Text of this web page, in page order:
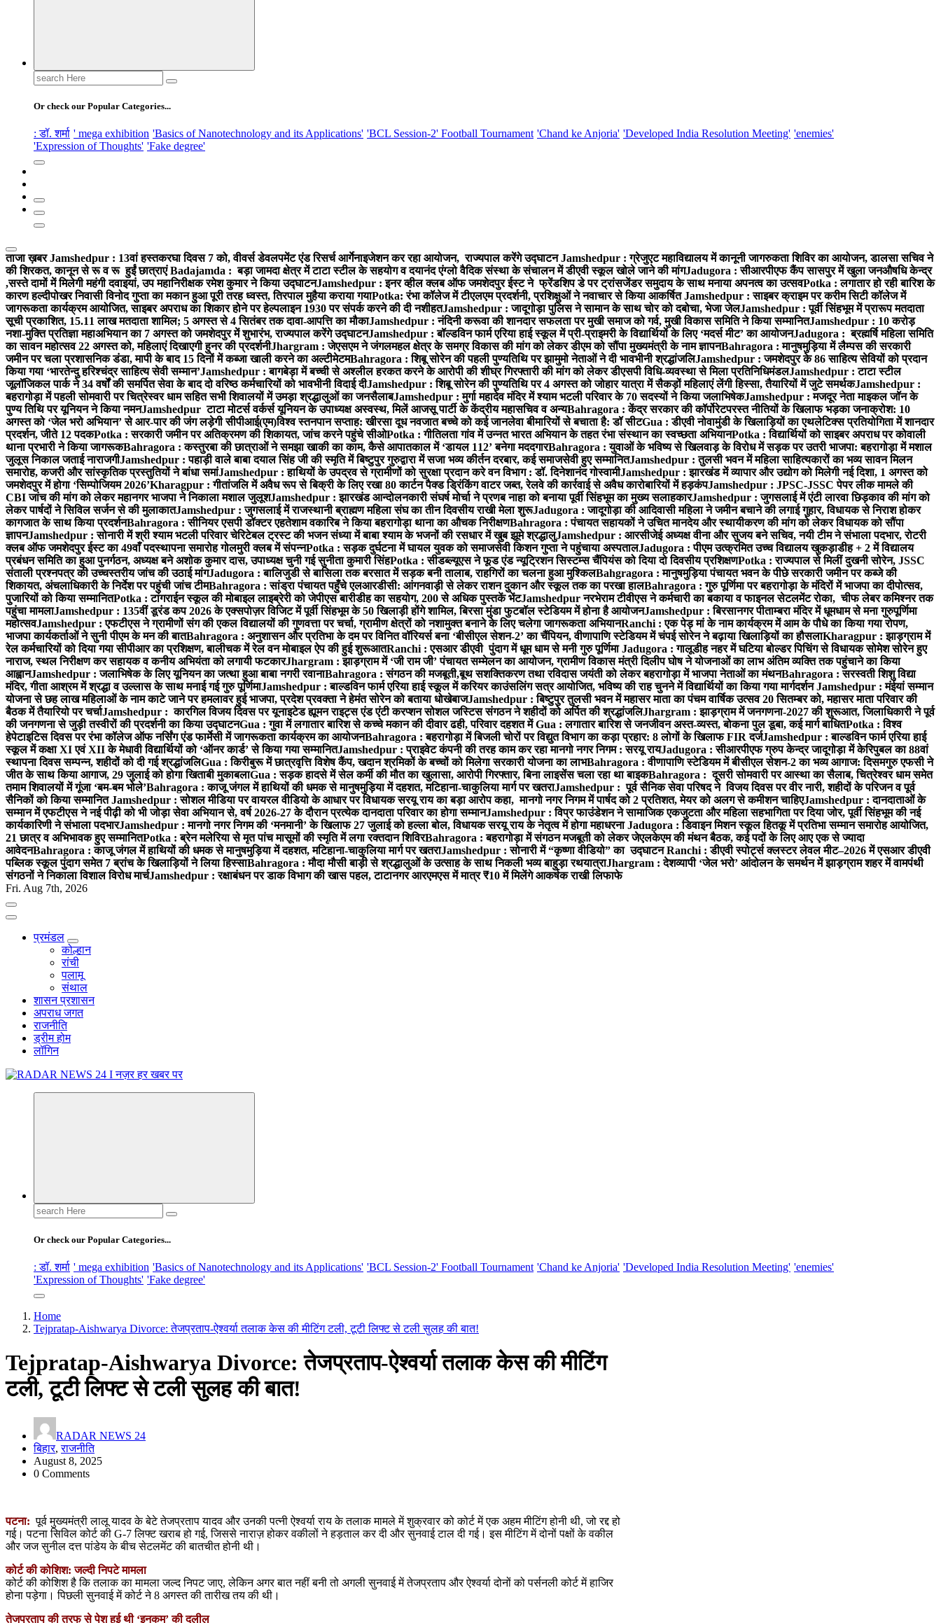
Search
for:
Or check our Popular Categories...
: डॉ. शर्मा ' mega exhibition 'Basics of Nanotechnology and its Applications' 'BCL Session-2' Football Tournament 'Chand ke Anjoria' 'Developed India Resolution Meeting' 'enemies'
'Expression of Thoughts' 'Fake degree'
ताजा ख़बरJamshedpur : 13वां हस्तकरघा दिवस 7 को, वीवर्स डेवलपमेंट एंड रिसर्च आर्गेनाइजेशन कर रहा आयोजन, राज्यपाल करेंगे उद्घाटनJamshedpur : ग्रेजुएट महाविद्यालय में कानूनी जागरुकता शिविर का आयोजन, डालसा सचिव ने
की शिरकत, कानून से रू व रू हुईं छात्राएंBadajamda : बड़ा जामदा क्षेत्र में टाटा स्टील के सहयोग व दयानंद एंग्लो वैदिक संस्था के संचालन में डीएवी स्कूल खोले जाने की मांगJadugora : सीआरपीएफ कैंप सासपुर में खुला जनऔषधि केन्द्र
,सस्ते दामों में मिलेगी महंगी दवाइयां, उप महानिरीक्षक रमेश कुमार ने किया उद्घाटनJamshedpur : इनर व्हील क्लब ऑफ जमशेदपुर ईस्ट ने फ्रेंडशिप डे पर ट्रांसजेंडर समुदाय के साथ मनाया अपनत्व का उत्सवPotka : लगातार हो रही बारिश के
कारण हल्दीपोखर निवासी विनोद गुप्ता का मकान हुआ पूरी तरह ध्वस्त, तिरपाल मुहैया कराया गयाPotka: रंभा कॉलेज में टीएलएम प्रदर्शनी, प्रशिक्षुओं ने नवाचार से किया आकर्षितJamshedpur : साइबर क्राइम पर करीम सिटी कॉलेज में
जागरूकता कार्यक्रम आयोजित, साइबर अपराध का शिकार होने पर हेल्पलाइन 1930 पर संपर्क करने की दी नशीहतJamshedpur : जादूगोड़ा पुलिस ने सामान के साथ चोर को दबोचा, भेजा जेलJamshedpur : पूर्वी सिंहभूम में प्रारूप मतदाता
सूची प्रकाशित, 15.11 लाख मतदाता शामिल; 5 अगस्त से 4 सितंबर तक दावा-आपत्ति का मौकाJamshedpur : नंदिनी करूवा की शानदार सफलता पर मुखी समाज को गर्व, मुखी विकास समिति ने किया सम्मानितJamshedpur : 10 करोड़
नशा-मुक्ति प्रतिज्ञा महाअभियान का 7 अगस्त को जमशेदपुर में शुभारंभ, राज्यपाल करेंगे उद्घाटनJamshedpur : बॉल्डविन फार्म एरिया हाई स्कूल में प्री-प्राइमरी के विद्यार्थियों के लिए ‘मदर्स मीट’ का आयोजनJadugora : ब्रह्मर्षि महिला समिति
का सावन महोत्सव 22 अगस्त को, महिलाएं दिखाएगी हुनर की प्रदर्शनीJhargram : जेएसएम ने जंगलमहल क्षेत्र के समग्र विकास की मांग को लेकर डीएम को सौंपा मुख्यमंत्री के नाम ज्ञापनBahragora : मानुषमुड़िया में लैम्पस की सरकारी
जमीन पर चला प्रशासनिक डंडा, मापी के बाद 15 दिनों में कब्जा खाली करने का अल्टीमेटमBahragora : शिबू सोरेन की पहली पुण्यतिथि पर झामुमो नेताओं ने दी भावभीनी श्रद्धांजलिJamshedpur : जमशेदपुर के 86 साहित्य सेवियों को प्रदान
किया गया ‘भारतेन्दु हरिश्चंद्र साहित्य सेवी सम्मान’Jamshedpur : बागबेड़ा में बच्ची से अश्लील हरकत करने के आरोपी की शीघ्र गिरफ्तारी की मांग को लेकर डीएसपी विधि-व्यवस्था से मिला प्रतिनिधिमंडलJamshedpur : टाटा स्टील
जूलॉजिकल पार्क ने 34 वर्षों की समर्पित सेवा के बाद दो वरिष्ठ कर्मचारियों को भावभीनी विदाई दीJamshedpur : शिबू सोरेन की पुण्यतिथि पर 4 अगस्त को जोहार यात्रा में सैकड़ों महिलाएं लेंगी हिस्सा, तैयारियों में जुटे समर्थकJamshedpur :
बहरागोड़ा में पहली सोमवारी पर चित्रेस्वर धाम सहित सभी शिवालयों में उमड़ा श्रद्धालुओं का जनसैलाबJamshedpur : मुर्गा महादेव मंदिर में श्याम भटली परिवार के 70 सदस्यों ने किया जलाभिषेकJamshedpur : मजदूर नेता माइकल जॉन के
पुण्य तिथि पर यूनियन ने किया नमनJamshedpur टाटा मोटर्स वर्कर्स यूनियन के उपाध्यक्ष अस्वस्थ, मिलें आजसू पार्टी के केंद्रीय महासचिव व अन्यBahragora : केंद्र सरकार की कॉर्पोरेटपरस्त नीतियों के खिलाफ भड़का जनाक्रोश: 10
अगस्त को ‘जेल भरो अभियान’ से आर-पार की जंग लड़ेगी सीपीआई(एम)विश्व स्तनपान सप्ताह: खीरसा दूध नवजात बच्चे को कई जानलेवा बीमारियों से बचाता है: डॉ सीटGua : डीएवी नोवामुंडी के खिलाड़ियों का एथलेटिक्स प्रतियोगिता में शानदार
प्रदर्शन, जीते 12 पदकPotka : सरकारी जमीन पर अतिक्रमण की शिकायत, जांच करने पहुंचे सीओPotka : गीतिलता गांव में उन्नत भारत अभियान के तहत रंभा संस्थान का स्वच्छता अभियानPotka : विद्यार्थियों को साइबर अपराध पर कोवाली
थाना प्रभारी ने किया जागरूकBahragora : कस्तुरबा की छात्राओं ने समझा खाकी का काम, कैसे आपातकाल में ‘डायल 112’ बनेगा मददगारBahragora : युवाओं के भविष्य से खिलवाड़ के विरोध में सड़क पर उतरी भाजपा: बहरागोड़ा में मशाल
जुलूस निकाल जताई नाराजगीJamshedpur : पहाड़ी वाले बाबा दयाल सिंह जी की स्मृति में बिष्टुपुर गुरुद्वारा में सजा भव्य कीर्तन दरबार, कई समाजसेवी हुए सम्मानितJamshedpur : तुलसी भवन में महिला साहित्यकारों का भव्य सावन मिलन
समारोह, कजरी और सांस्कृतिक प्रस्तुतियों ने बांधा समांJamshedpur : हाथियों के उपद्रव से ग्रामीणों को सुरक्षा प्रदान करे वन विभाग : डॉ. दिनेशानंद गोस्वामीJamshedpur : झारखंड में व्यापार और उद्योग को मिलेगी नई दिशा, 1 अगस्त को
जमशेदपुर में होगा ‘सिम्पोजियम 2026’Kharagpur : गीतांजलि में अवैध रूप से बिक्री के लिए रखा 80 कार्टन पैक्ड ड्रिंकिंग वाटर जब्त, रेलवे की कार्रवाई से अवैध कारोबारियों में हड़कंपJamshedpur : JPSC-JSSC पेपर लीक मामले की
CBI जांच की मांग को लेकर महानगर भाजपा ने निकाला मशाल जुलूशJamshedpur : झारखंड आन्दोलनकारी संघर्ष मोर्चा ने प्रणब नाहा को बनाया पूर्वी सिंहभूम का मुख्य सलाहकारJamshedpur : जुगसलाई में एंटी लारवा छिड़काव की मांग को
लेकर पार्षदों ने सिविल सर्जन से की मुलाकातJamshedpur : जुगसलाई में राजस्थानी ब्राह्मण महिला संघ का तीन दिवसीय राखी मेला शुरूJadugora : जादूगोड़ा की आदिवासी महिला ने जमीन बचाने की लगाई गुहार, विधायक से निराश होकर
कागजात के साथ किया प्रदर्शनBahragora : सीनियर एसपी डॉक्टर एहतेशाम वकारिब ने किया बहरागोड़ा थाना का औचक निरीक्षणBahragora : पंचायत सहायकों ने उचित मानदेय और स्थायीकरण की मांग को लेकर विधायक को सौंपा
ज्ञापनJamshedpur : सोनारी में श्री श्याम भटली परिवार चेरिटेबल ट्रस्ट की भजन संध्या में बाबा श्याम के भजनों की रसधार में खुब झूमे श्रद्धालुJamshedpur : आरसीजेई अध्यक्ष वीना और सुजय बने सचिव, नयी टीम ने संभाला पदभार, रोटरी
क्लब ऑफ जमशेदपुर ईस्ट का 49वाँ पदस्थापना समारोह गोलमुरी क्लब में संपन्नPotka : सड़क दुर्घटना में घायल युवक को समाजसेवी किशन गुप्ता ने पहुंचाया अस्पतालJadugora : पीएम उत्क्रमित उच्च विद्यालय खुकड़ाडीह + 2 में विद्यालय
प्रबंधन समिति का हुआ पुनर्गठन, अध्यक्ष बने अशोक कुमार दास, उपाध्यक्ष चुनी गई सुनीता कुमारी सिंहPotka : सीडब्ल्यूएस ने फूड एंड न्यूट्रिशन सिस्टम्स चैंपियंस को दिया दो दिवसीय प्रशिक्षणPotka : राज्यपाल से मिलीं दुखनी सोरेन, JSSC
संताली प्रश्नपत्र की उच्चस्तरीय जांच की उठाई मांगJadugora : बालिजुडी से बासिला तक बरसात में सड़क बनी तालाब, राहगिरों का चलना हुआ मुश्किलBahgragora : मानुषमुड़िया पंचायत भवन के पीछे सरकारी जमीन पर कब्जे की
शिकायत, अंचलाधिकारी के निर्देश पर पहुंची जांच टीमBahragora : सांड्रा पंचायत पहुँचे एलआरडीसी: आंगनवाड़ी से लेकर राशन दुकान और स्कूल तक का परखा हालBahragora : गुरु पूर्णिमा पर बहरागोड़ा के मंदिरों में भाजपा का दीपोत्सव,
पुजारियों को किया सम्मानितPotka : टांगराईन स्कूल की मोबाइल लाइब्रेरी को जेपीएस बारीडीह का सहयोग, 200 से अधिक पुस्तकें भेंटJamshedpur नरभेराम टीवीएस ने कर्मचारी का बकाया व फाइनल सेटलमेंट रोका, चीफ लेबर कमिश्नर तक
पहुंचा मामलाJamshedpur : 135वीं डूरंड कप 2026 के एक्सपोज़र विजिट में पूर्वी सिंहभूम के 50 खिलाड़ी होंगे शामिल, बिरसा मुंडा फुटबॉल स्टेडियम में होना है आयोजनJamshedpur : बिरसानगर पीताम्बरा मंदिर में धूमधाम से मना गुरुपूर्णिमा
महोत्सवJamshedpur : एफटीएस ने ग्रामीणों संग की एकल विद्यालयों की गुणवत्ता पर चर्चा, ग्रामीण क्षेत्रों को नशामुक्त बनाने के लिए चलेगा जागरूकता अभियानRanchi : एक पेड़ मां के नाम कार्यक्रम में आम के पौधे का किया गया रोपण,
भाजपा कार्यकर्ताओं ने सुनी पीएम के मन की बातBahragora : अनुशासन और प्रतिभा के दम पर विनित वॉरियर्स बना ‘बीसीएल सेशन-2’ का चैंपियन, वीणापाणि स्टेडियम में चंपई सोरेन ने बढ़ाया खिलाड़ियों का हौसलाKharagpur : झाड़ग्राम में
रेल कर्मचारियों को दिया गया सीपीआर का प्रशिक्षण, बालीचक में रेल वन मोबाइल ऐप की हुई शुरूआतRanchi : एसआर डीएवी पुंदाग में धूम धाम से मनी गुरु पूर्णिमाJadugora : गालूडीह नहर में घटिया बोल्डर पिचिंग से विधायक सोमेश सोरेन हुए
नाराज, स्थल निरीक्षण कर सहायक व कनीय अभियंता को लगायी फटकारJhargram : झाड़ग्राम में ‘जी राम जी’ पंचायत सम्मेलन का आयोजन, ग्रामीण विकास मंत्री दिलीप घोष ने योजनाओं का लाभ अंतिम व्यक्ति तक पहुंचाने का किया
आह्वानJamshedpur : जलाभिषेक के लिए यूनियन का जत्था हुआ बाबा नगरी रवानाBahragora : संगठन की मजबूती,बूथ सशक्तिकरण तथा रविदास जयंती को लेकर बहरागोड़ा में भाजपा नेताओं का मंथनBahragora : सरस्वती शिशु विद्या
मंदिर, गीता आश्रम में श्रद्धा व उल्लास के साथ मनाई गई गुरु पूर्णिमाJamshedpur : बाल्डविन फार्म एरिया हाई स्कूल में करियर काउंसलिंग सत्र आयोजित, भविष्य की राह चुनने में विद्यार्थियों का किया गया मार्गदर्शनJamshedpur : मंईयां सम्मान
योजना से छह लाख महिलाओं के नाम काटे जाने पर हमलावर हुई भाजपा, प्रदेश प्रवक्ता ने हेमंत सोरेन को बताया धोखेबाजJamshedpur : बिष्टुपुर तुलसी भवन में महासर माता का पंचम वार्षिक उत्सव 20 सितम्बर को, महासर माता परिवार की
बैठक में तैयारियो पर चर्चाJamshedpur : कारगिल विजय दिवस पर यूनाइटेड ह्यूमन राइट्स एंड एंटी करप्शन सोशल जस्टिस संगठन ने शहीदों को अर्पित की श्रद्धांजलिJhargram : झाड़ग्राम में जनगणना-2027 की शुरूआत, जिलाधिकारी ने पूर्व
की जनगणना से जुड़ी तस्वीरों की प्रदर्शनी का किया उद्घाटनGua : गुवा में लगातार बारिश से कच्चे मकान की दीवार ढही, परिवार दहशत मेंGua : लगातार बारिश से जनजीवन अस्त-व्यस्त, बोकना पुल डूबा, कई मार्ग बाधितPotka : विश्व
हेपेटाइटिस दिवस पर रंभा कॉलेज ऑफ नर्सिंग एंड फार्मेसी में जागरूकता कार्यक्रम का आयोजनBahragora : बहरागोड़ा में बिजली चोरों पर विद्युत विभाग का कड़ा प्रहार: 8 लोगों के खिलाफ FIR दर्जJamshedpur : बाल्डविन फार्म एरिया हाई
स्कूल में कक्षा XI एवं XII के मेधावी विद्यार्थियों को ‘ऑनर कार्ड’ से किया गया सम्मानितJamshedpur : प्राइवेट कंपनी की तरह काम कर रहा मानगो नगर निगम : सरयू रायJadugora : सीआरपीएफ ग्रुप केन्द्र जादूगोड़ा में केरिपुबल का 88वां
स्थापना दिवस सम्पन्न, शहीदों को दी गई श्रद्धांजलिGua : किरीबुरू में छात्रवृत्ति विशेष कैंप, खदान श्रमिकों के बच्चों को मिलेगा सरकारी योजना का लाभBahragora : वीणापाणि स्टेडियम में बीसीएल सेशन-2 का भव्य आगाज: दिसमगुरु एफसी ने
जीत के साथ किया आगाज, 29 जुलाई को होगा खिताबी मुकाबलाGua : सड़क हादसे में सेल कर्मी की मौत का खुलासा, आरोपी गिरफ्तार, बिना लाइसेंस चला रहा था बाइकBahragora : दूसरी सोमवारी पर आस्था का सैलाब, चित्रेश्वर धाम समेत
तमाम शिवालयों में गूंजा ‘बम-बम भोले’Bahragora : काजू जंगल में हाथियों की धमक से मानुषमुड़िया में दहशत, मटिहाना-चाकुलिया मार्ग पर खतराJamshedpur : पूर्व सैनिक सेवा परिषद ने विजय दिवस पर वीर नारी, शहीदों के परिजन व पूर्व
सैनिकों को किया सम्मानितJamshedpur : सोशल मीडिया पर वायरल वीडियो के आधार पर विधायक सरयू राय का बड़ा आरोप कहा, मानगो नगर निगम में पार्षद को 2 प्रतिशत, मेयर को अलग से कमीशन चाहिएJamshedpur : दानदाताओं के
सम्मान में एफटीएस ने नई पीढ़ी को भी जोड़ा सेवा अभियान से, वर्ष 2026-27 के दौरान प्रत्येक दानदाता परिवार का होगा सम्मानJamshedpur : विप्र फाउंडेशन ने सामाजिक एकजुटता और महिला सहभागिता पर दिया जोर, पूर्वी सिंहभूम की नई
कार्यकारिणी ने संभाला पदभारJamshedpur : मानगो नगर निगम की ‘मनमानी’ के खिलाफ 27 जुलाई को हल्ला बोल, विधायक सरयू राय के नेतृत्व में होगा महाधरनाJadugora : डिवाइन मिशन स्कूल हितकू में प्रतिभा सम्मान समारोह आयोजित,
21 छात्र व अभिभावक हुए सम्मानितPotka : ब्रेन मलेरिया से मृत पांच मासूमों की स्मृति में लगा रक्तदान शिविरBahragora : बहरागोड़ा में संगठन मजबूती को लेकर जेएलकेएम की मंथन बैठक, कई पदों के लिए आए एक से ज्यादा
आवेदनBahragora : काजू जंगल में हाथियों की धमक से मानुषमुड़िया में दहशत, मटिहाना-चाकुलिया मार्ग पर खतराJamshedpur : सोनारी में “कृष्णा वीडियो” का उद्घाटनRanchi : डीएवी स्पोर्ट्स क्लस्टर लेवल मीट–2026 में एसआर डीएवी
पब्लिक स्कूल पुंदाग समेत 7 ब्रांच के खिलाड़ियों ने लिया हिस्साBahragora : मौदा मौसी बाड़ी से श्रद्धालुओं के उत्साह के साथ निकली भव्य बाहुड़ा रथयात्राJhargram : देशव्यापी ‘जेल भरो’ आंदोलन के समर्थन में झाड़ग्राम शहर में वामपंथी
संगठनों ने निकाला विशाल विरोध मार्चJamshedpur : रक्षाबंधन पर डाक विभाग की खास पहल, टाटानगर आरएमएस में मात्र ₹10 में मिलेंगे आकर्षक राखी लिफाफे
Fri. Aug 7th, 2026
प्रमंडल
कोल्हान
रांची
पलामू
संथाल
शासन प्रशासन
अपराध जगत
राजनीति
ड्रीम होम
लॉगिन
Search
for:
Or check our Popular Categories...
: डॉ. शर्मा ' mega exhibition 'Basics of Nanotechnology and its Applications' 'BCL Session-2' Football Tournament 'Chand ke Anjoria' 'Developed India Resolution Meeting' 'enemies'
'Expression of Thoughts' 'Fake degree'
Home
Tejpratap-Aishwarya Divorce: तेजप्रताप-ऐश्वर्या तलाक केस की मीटिंग टली, टूटी लिफ्ट से टली सुलह की बात!
Tejpratap-Aishwarya Divorce: तेजप्रताप-ऐश्वर्या तलाक केस की मीटिंग
टली, टूटी लिफ्ट से टली सुलह की बात!
RADAR NEWS 24
बिहार,राजनीति
August 8, 2025
0 Comments
पटना: पूर्व मुख्यमंत्री लालू यादव के बेटे तेजप्रताप यादव और उनकी पत्नी ऐश्वर्या राय के तलाक मामले में शुक्रवार को कोर्ट में एक अहम मीटिंग होनी थी, जो रद्द हो
गई। पटना सिविल कोर्ट की G-7 लिफ्ट खराब हो गई, जिससे नाराज़ होकर वकीलों ने हड़ताल कर दी और सुनवाई टाल दी गई। इस मीटिंग में दोनों पक्षों के वकील
और जज सुनील दत्त पांडेय के बीच सेटलमेंट की बातचीत होनी थी।
कोर्ट की कोशिश: जल्दी निपटे मामला
कोर्ट की कोशिश है कि तलाक का मामला जल्द निपट जाए, लेकिन अगर बात नहीं बनी तो अगली सुनवाई में तेजप्रताप और ऐश्वर्या दोनों को पर्सनली कोर्ट में हाजिर
होना पड़ेगा। पिछली सुनवाई में कोर्ट ने 8 अगस्त की तारीख तय की थी।
तेजप्रताप की तरफ से पेश हुई थी ‘इनकम’ की दलील